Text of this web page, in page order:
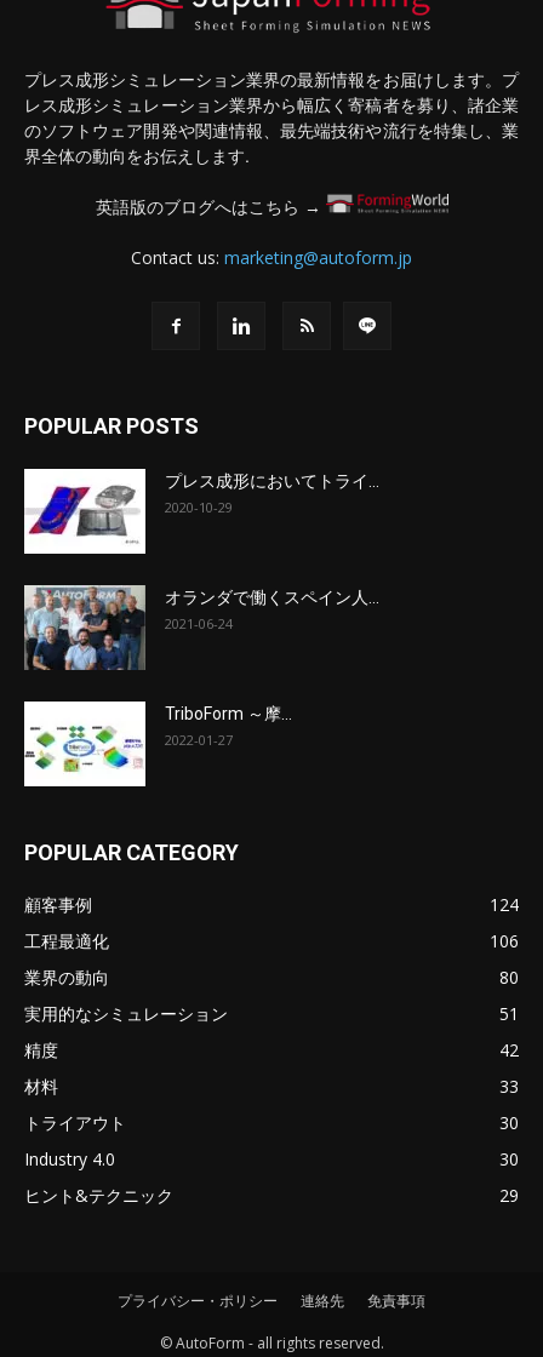
プレス成形シミュレーション業界の最新情報をお届けします。プ
レス成形シミュレーション業界から幅広く寄稿者を募り、諸企業
のソフトウェア開発や関連情報、最先端技術や流行を特集し、業
界全体の動向をお伝えします.
英語版のブログへはこちら →
Contact us: marketing@autoform.jp
POPULAR POSTS
プレス成形においてトライ...
2020-10-29
オランダで働くスペイン人...
2021-06-24
TriboForm ～摩...
2022-01-27
POPULAR CATEGORY
顧客事例
124
工程最適化
106
業界の動向
80
実用的なシミュレーション
51
精度
42
材料
33
トライアウト
30
Industry 4.0
30
ヒント&テクニック
29
プライバシー・ポリシー 連絡先 免責事項
© AutoForm - all rights reserved.